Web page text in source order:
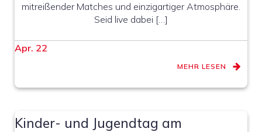
mitreißender Matches und einzigartiger Atmosphäre.
Seid live dabei […]
Apr. 22
MEHR LESEN
Kinder- und Jugendtag am